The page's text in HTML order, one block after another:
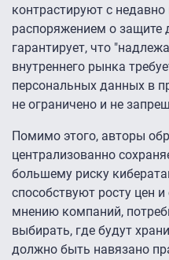
контрастируют с
распоряжением о защите
гарантирует, что
внутреннего рынка
персональных данных в
не ограничено и не
Помимо этого, авторы
централизованно
большему риску
способствуют росту цен
мнению компаний,
выбирать, где будут
должно быть навязано